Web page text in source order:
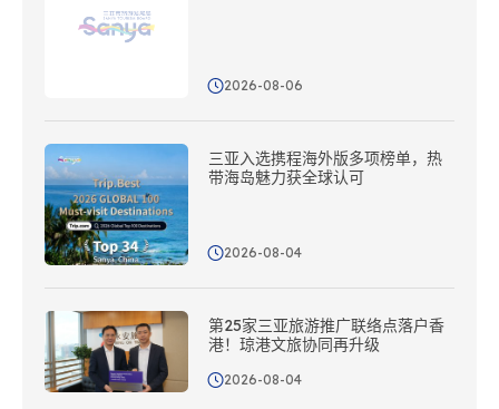
2026-08-06
三亚入选携程海外版多项榜单，热
带海岛魅力获全球认可
2026-08-04
第25家三亚旅游推广联络点落户香
港！琼港文旅协同再升级
2026-08-04